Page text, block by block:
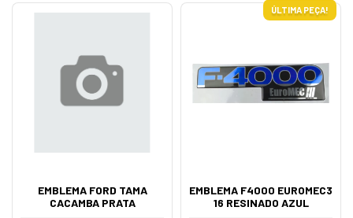
EMBLEMA FORD TAMA
CACAMBA PRATA
ÚLTIMA PEÇA!
EMBLEMA F4000 EUROMEC3
16 RESINADO AZUL